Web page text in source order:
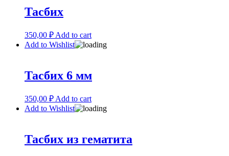
Тасбих
350,00 ₽ Add to cart
Add to Wishlist
Тасбих 6 мм
350,00 ₽ Add to cart
Add to Wishlist
Тасбих из гематита